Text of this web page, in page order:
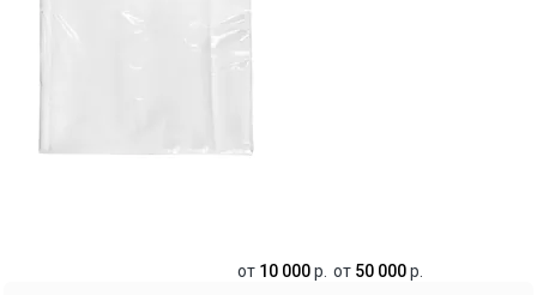
от 10 000р. от 50 000р.